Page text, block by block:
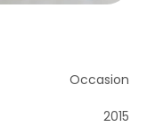
Occasion
2015